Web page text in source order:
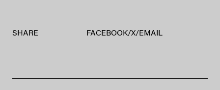
SHARE FACEBOOK/X/ EMAIL